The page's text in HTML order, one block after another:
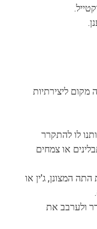
ליצירתיות
לו להתקרר
או צמחים
המצונן, ג'ין או
ולערבב את